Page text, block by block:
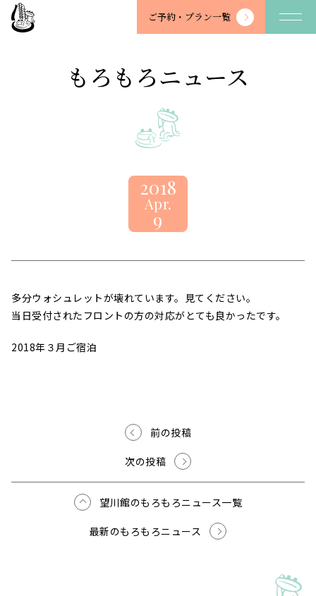
望
川
ご予約・ プラン一覧
もろもろニュース
2018
Apr.
9
多分ウォシュレットが壊れています。見てください。
当日受付されたフロントの方の対応がとても良かったです。
2018年３月ご宿泊
前の投稿
次の投稿
望川館のもろもろニュース一覧
最新のもろもろニュース